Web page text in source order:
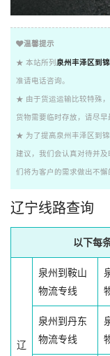
温馨提示
★ 本站所列 泉州丰泽区到
准请电话咨询。
★ 由于货运运输比较特殊
货物需要临时存放，请尽早
★ 为了提高泉州丰泽区到
建议，我们会认真对待并
们将为客户的需求做出不
辽宁线路查询
以下每
辽
泉州到鞍山
物流专线
泉州到丹东
物流专线